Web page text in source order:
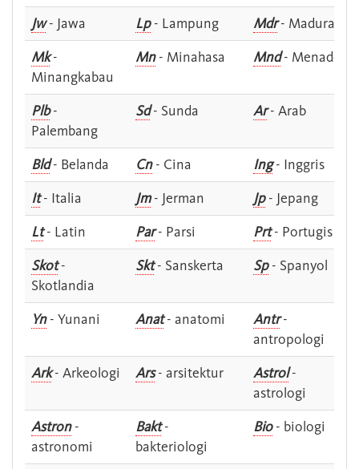
Jw- Jawa Lp- Lampung Mdr- Madura
Mk-
Minangkabau
Mn- Minahasa Mnd- Menado
Plb-
Palembang
Sd- Sunda Ar- Arab
Bld- Belanda Cn- Cina Ing- Inggris
It- Italia Jm- Jerman Jp- Jepang
Lt- Latin Par- Parsi Prt- Portugis
Skot-
Skotlandia
Skt- Sanskerta Sp- Spanyol
Yn- Yunani Anat- anatomi Antr-
antropologi
Ark- Arkeologi Ars- arsitektur Astrol-
astrologi
Astron-
astronomi
Bakt-
bakteriologi
Bio- biologi